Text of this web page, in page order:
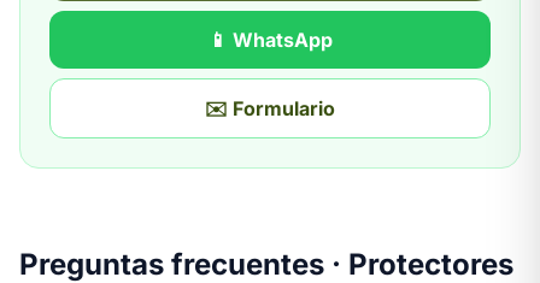
📱 WhatsApp
✉️ Formulario
Preguntas frecuentes · Protectores